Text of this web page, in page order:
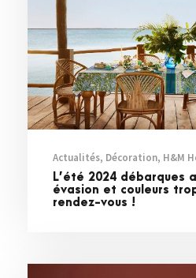
Actualités, Décoration, H&M
L’été 2024 débarques
évasion et couleurs
rendez-vous !